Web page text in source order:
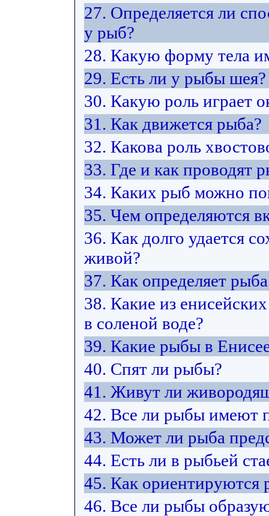
27. Определяется ли
у рыб?
28. Какую форму тела
29. Есть ли у рыбы шея?
30. Какую роль играет
31. Как движется рыба?
32. Какова роль
33. Где и как проводят
34. Каких рыб можно
35. Чем определяются
36. Как долго удается
живой?
37. Как определяет
38. Какие из
в соленой воде?
39. Какие рыбы в
40. Спят ли рыбы?
41. Живут ли
42. Все ли рыбы имеют
43. Может ли рыба
44. Есть ли в рыбьей
45. Как ориентируются
46. Все ли рыбы